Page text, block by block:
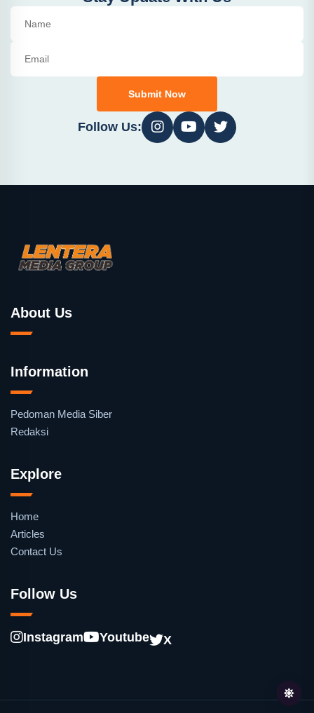
Submit Now
Follow Us:
About Us
Information
Pedoman Media Siber
Redaksi
Explore
Home
Articles
Contact Us
Follow Us
Instagram Youtube X